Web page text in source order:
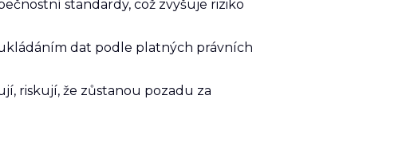
standardy, což zvyšuje riziko
dat podle platných právních
riskují, že zůstanou pozadu za